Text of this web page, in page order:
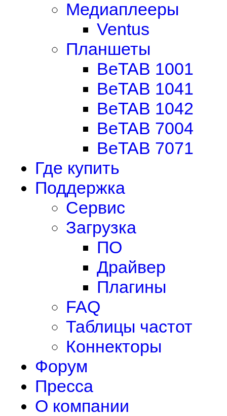
Медиаплееры
Ventus
Планшеты
BeTAB 1001
BeTAB 1041
BeTAB 1042
BeTAB 7004
BeTAB 7071
Где купить
Поддержка
Сервис
Загрузка
ПО
Драйвер
Плагины
FAQ
Таблицы частот
Коннекторы
Форум
Пресса
О компании